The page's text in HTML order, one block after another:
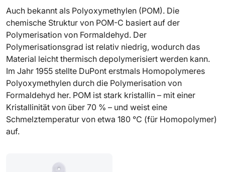
Auch bekannt als Polyoxymethylen (POM). Die
chemische Struktur von POM-C basiert auf der
Polymerisation von Formaldehyd. Der
Polymerisationsgrad ist relativ niedrig, wodurch das
Material leicht thermisch depolymerisiert werden kann.
Im Jahr 1955 stellte DuPont erstmals Homopolymeres
Polyoxymethylen durch die Polymerisation von
Formaldehyd her. POM ist stark kristallin – mit einer
Kristallinität von über 70 % – und weist eine
Schmelztemperatur von etwa 180 °C (für Homopolymer)
auf.